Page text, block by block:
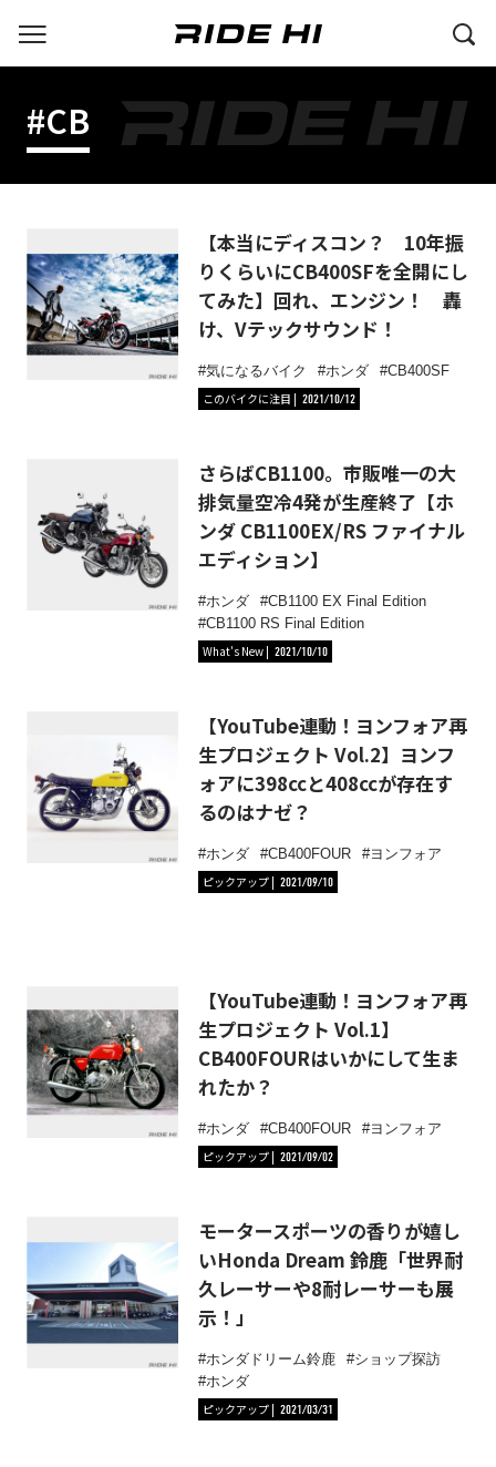
#CB
【本当にディスコン？ 10年振
りくらいにCB400SFを全開にし
てみた】回れ、エンジン！ 轟
け、Vテックサウンド！
気になるバイク ホンダ
CB400SF
このバイクに注目
2021/10/12
さらばCB1100。市販唯一の大
排気量空冷4発が生産終了【ホ
ンダ CB1100EX/RS ファイナル
エディション】
ホンダ
CB1100 EX Final Edition
CB1100 RS Final Edition
What's New
2021/10/10
【YouTube連動！ヨンフォア再
生プロジェクト Vol.2】ヨンフ
ォアに398ccと408ccが存在す
るのはナゼ？
ホンダ CB400FOUR
ヨンフォア
ピックアップ
2021/09/10
【YouTube連動！ヨンフォア再
生プロジェクト Vol.1】
CB400FOURはいかにして生ま
れたか？
ホンダ CB400FOUR
ヨンフォア
ピックアップ
2021/09/02
モータースポーツの香りが嬉し
いHonda Dream 鈴鹿「世界耐
久レーサーや8耐レーサーも展
示！」
ホンダドリーム鈴鹿
ショップ探訪
ホンダ
ピックアップ
2021/03/31